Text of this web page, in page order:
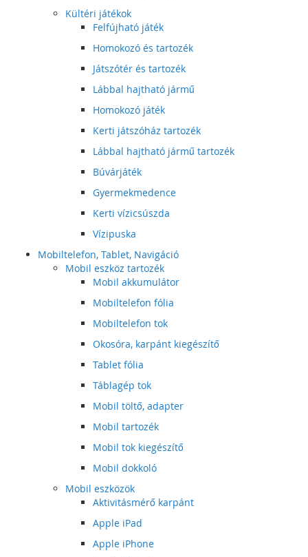
Kültéri játékok
Felfújható játék
Homokozó és tartozék
Játszótér és tartozék
Lábbal hajtható jármű
Homokozó játék
Kerti játszóház tartozék
Lábbal hajtható jármű tartozék
Búvárjáték
Gyermekmedence
Kerti vízicsúszda
Vízipuska
Mobiltelefon, Tablet, Navigáció
Mobil eszköz tartozék
Mobil akkumulátor
Mobiltelefon fólia
Mobiltelefon tok
Okosóra, karpánt kiegészítő
Tablet fólia
Táblagép tok
Mobil töltő, adapter
Mobil tartozék
Mobil tok kiegészítő
Mobil dokkoló
Mobil eszközök
Aktivitásmérő karpánt
Apple iPad
Apple iPhone